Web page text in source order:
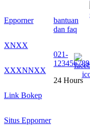
Epporner
XNXX
XXXNNXX
Link Bokep
Situs Epporner
bantuan
dan faq
021-
123456789
24 Hours